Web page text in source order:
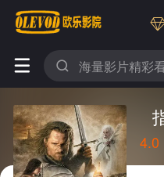
 
4.0
很差较差还行推荐力荐